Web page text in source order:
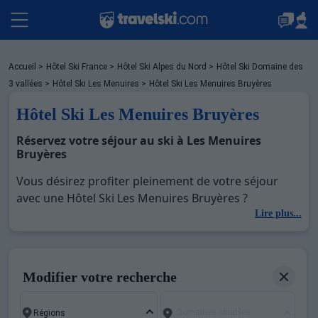
Packages
Stations
Sites CSE & Groupes
Accueil > Hôtel Ski France > Hôtel Ski Alpes du Nord > Hôtel Ski Domaine des
3 vallées > Hôtel Ski Les Menuires > Hôtel Ski Les Menuires Bruyères
Hôtel Ski Les Menuires Bruyères
Réservez votre séjour au ski à Les Menuires
Bruyères
Vous désirez profiter pleinement de votre séjour
avec une Hôtel Ski Les Menuires Bruyères ?
Découvrez nos offres de Hôtel Ski Les Menuires
réputée et moderne où vous pourrez mêler les
Lire plus...
Modifier votre recherche